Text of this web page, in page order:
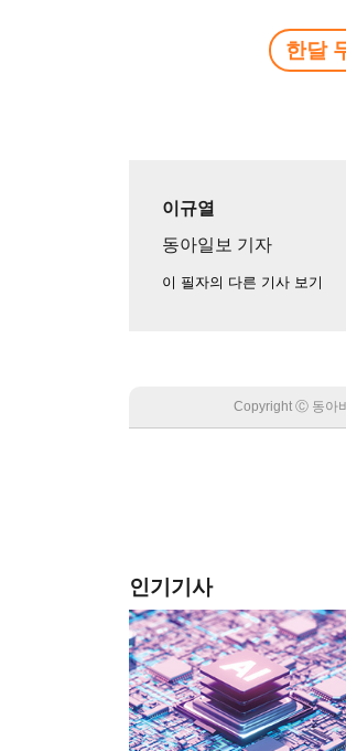
한달
이규열
동아일보 기자
이 필자의 다른 기사 보기
Copyright Ⓒ 동아
인기기사